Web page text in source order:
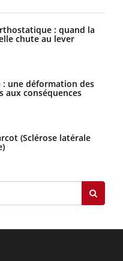
: quand la
chute au lever
: une déformation des
aux conséquences
(Sclérose latérale